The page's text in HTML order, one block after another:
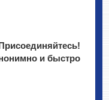
и быстро